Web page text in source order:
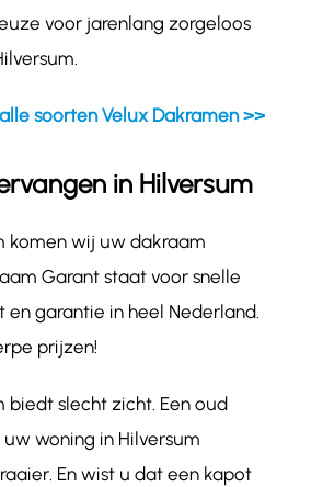
voor jarenlang zorgeloos
alle soorten Velux Dakramen >>
in Hilversum
komen wij uw dakraam
Garant staat voor snelle
en garantie in heel Nederland.
prijzen!
biedt slecht zicht. Een oud
woning in Hilversum
En wist u dat een kapot